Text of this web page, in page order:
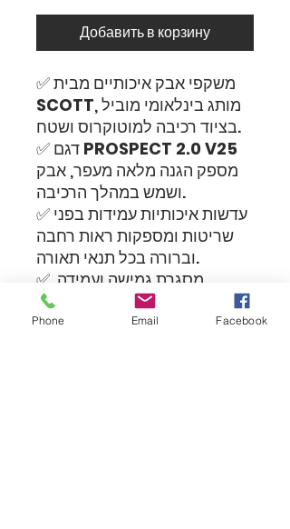
Добавить в корзину
✅ משקפי אבק איכותיים מבית
SCOTT, מותג בינלאומי מוביל
בציוד רכיבה למוטוקרוס ושטח.
PROSPECT 2.0 V25
מספק הגנה מלאה מעפר, אבק
ושמש במהלך הרכיבה.
✅ עדשות איכותיות עמידות בפני
שריטות ומספקות ראות רחבה
וברורה בכל תנאי תאורה.
✅ מסגרת גמישה ועמידה,
מותאמת למבנה הפנים ומספקת
נוחות מירבית לאורך כל הרכיבה.
Phone Email Facebook